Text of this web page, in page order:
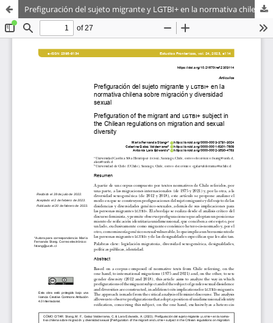
Prefiguración del sujeto migrante y LGTBI+ en la normativa chilena sobre migración y diversidad sexual